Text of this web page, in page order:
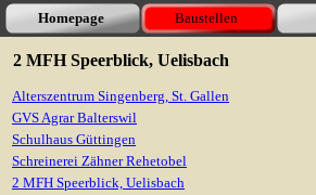
Homepage Baustellen
2 MFH Speerblick, Uelisbach
Alterszentrum Singenberg, St. Gallen
GVS Agrar Balterswil
Schulhaus Güttingen
Schreinerei Zähner Rehetobel
2 MFH Speerblick, Uelisbach